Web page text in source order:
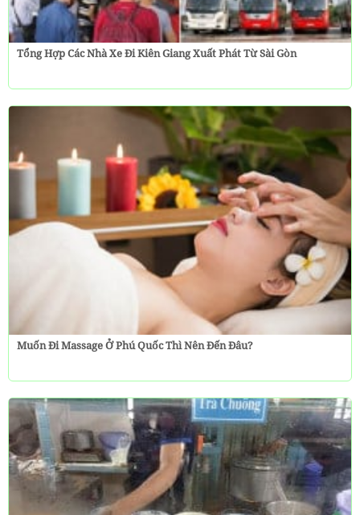
Tổng Hợp Các Nhà Xe Đi Kiên Giang Xuất Phát Từ Sài Gòn
Muốn Đi Massage Ở Phú Quốc Thì Nên Đến Đâu?